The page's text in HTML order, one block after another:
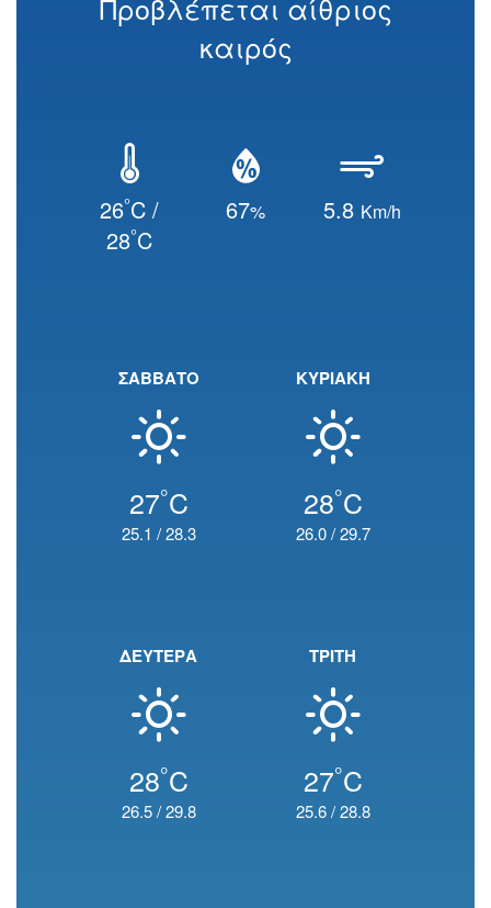
καιρός
26°C /
28°C
67% 5.8 Km/h
ΣΑΒΒΑΤΟ
27°C
25.1 /28.3
ΚΥΡΙΑΚΗ
28°C
26.0/29.7
ΔΕΥΤΕΡΑ
28°C
26.5/29.8
ΤΡΙΤΗ
27°C
25.6/28.8